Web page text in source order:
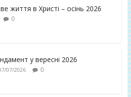
життя в Христі – осінь 2026
0
у вересні 2026
07/2026 0